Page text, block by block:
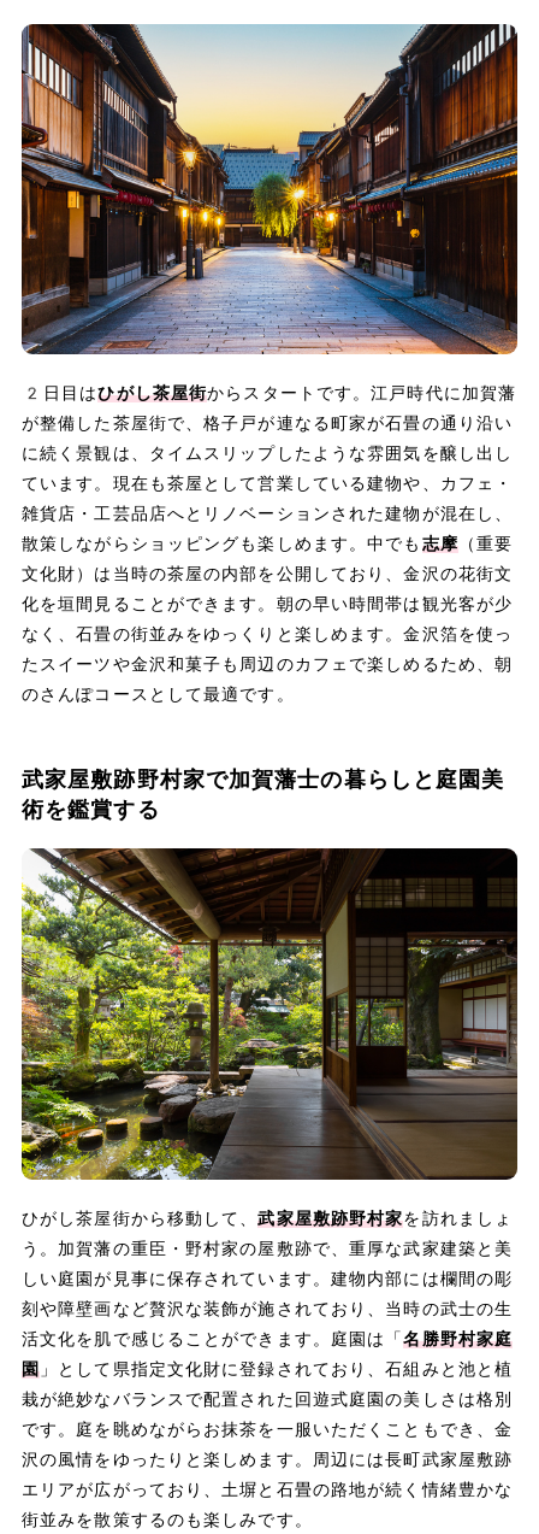
2日目はひがし茶屋街からスタートです。江戸時代に加賀藩
が整備した茶屋街で、格子戸が連なる町家が石畳の通り沿い
に続く景観は、タイムスリップしたような雰囲気を醸し出し
ています。現在も茶屋として営業している建物や、カフェ・
雑貨店・工芸品店へとリノベーションされた建物が混在し、
散策しながらショッピングも楽しめます。中でも 志摩（重要
文化財）は当時の茶屋の内部を公開しており、金沢の花街文
化を垣間見ることができます。朝の早い時間帯は観光客が少
なく、石畳の街並みをゆっくりと楽しめます。金沢箔を使っ
たスイーツや金沢和菓子も周辺のカフェで楽しめるため、朝
のさんぽコースとして最適です。
武家屋敷跡野村家で加賀藩士の暮らしと庭園美
術を鑑賞する
ひがし茶屋街から移動して、武家屋敷跡野村家を訪れましょ
う。加賀藩の重臣・野村家の屋敷跡で、重厚な武家建築と美
しい庭園が見事に保存されています。建物内部には欄間の彫
刻や障壁画など贅沢な装飾が施されており、当時の武士の生
活文化を肌で感じることができます。庭園は「名勝野村家庭
園 」として県指定文化財に登録されており、石組みと池と植
栽が絶妙なバランスで配置された回遊式庭園の美しさは格別
です。庭を眺めながらお抹茶を一服いただくこともでき、金
沢の風情をゆったりと楽しめます。周辺には長町武家屋敷跡
エリアが広がっており、土塀と石畳の路地が続く情緒豊かな
街並みを散策するのも楽しみです。